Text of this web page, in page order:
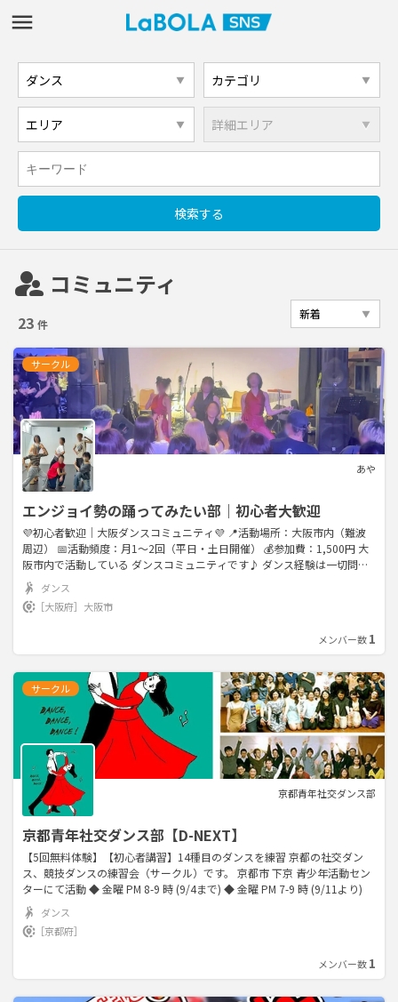
supervisor_account コミュニティ
23 件
サークル
あや
エンジョイ勢の踊ってみたい部｜初心者大歓迎
💜初心者歓迎｜大阪ダンスコミュニティ💜 📍活動場所：大阪市内（難波
周辺） 📅活動頻度：月1〜2回（平日・土日開催） 💰参加費：1,500円 大
阪市内で活動している ダンスコミュニティです♪ ダンス経験は一切問い
ません🙆‍♀️ むしろ「ダンスやったことがない！」 という方も大歓迎です✨
TikTokやInstagramのショート動画で 流行っている曲や有名な曲から 懐か
しいけど色褪せない曲まで あらゆる曲で和気あいあいと踊っています♪
習 ③最後にみんなで動画撮影📸 一人参加の方も多く、 初参加でも馴染み
やすい雰囲気なので ご安心ください✨ 上手い下手は関係ありません🙌 ダ
ンスを通して参加者同士で 楽しい時間を過しましょう🤍 (希望者はステー
ジ出演にも挑戦できます😉)
ダンス
［大阪府］ 大阪市
メンバー数1
サークル
京都青年社交ダンス部
京都青年社交ダンス部【D-NEXT】
【5回無料体験】【初心者講習】14種目のダンスを練習 京都の社交ダン
ス、競技ダンスの練習会（サークル）です。 京都市 下京 青少年活動セン
ターにて活動 ◆ 金曜 PM 8-9 時 (9/4まで) ◆ 金曜 PM 7-9 時 (9/11より)
ダンス
［京都府］
メンバー数1